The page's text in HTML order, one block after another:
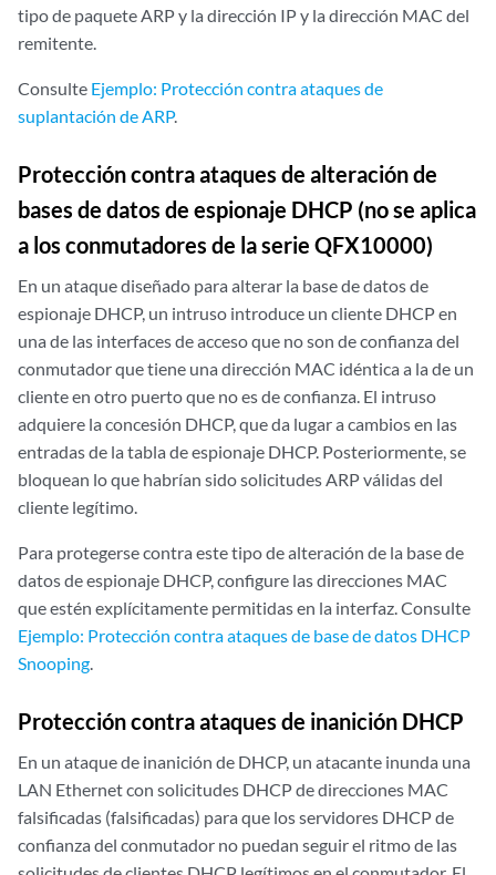
tipo de paquete ARP y la dirección IP y la dirección MAC del
remitente.
Consulte Ejemplo: Protección contra ataques de
suplantación de ARP.
Protección contra ataques de alteración de
bases de datos de espionaje DHCP (no se aplica
a los conmutadores de la serie QFX10000)
En un ataque diseñado para alterar la base de datos de
espionaje DHCP, un intruso introduce un cliente DHCP en
una de las interfaces de acceso que no son de confianza del
conmutador que tiene una dirección MAC idéntica a la de un
cliente en otro puerto que no es de confianza. El intruso
adquiere la concesión DHCP, que da lugar a cambios en las
entradas de la tabla de espionaje DHCP. Posteriormente, se
bloquean lo que habrían sido solicitudes ARP válidas del
cliente legítimo.
Para protegerse contra este tipo de alteración de la base de
datos de espionaje DHCP, configure las direcciones MAC
que estén explícitamente permitidas en la interfaz. Consulte
Ejemplo: Protección contra ataques de base de datos DHCP
Snooping.
Protección contra ataques de inanición DHCP
En un ataque de inanición de DHCP, un atacante inunda una
LAN Ethernet con solicitudes DHCP de direcciones MAC
falsificadas (falsificadas) para que los servidores DHCP de
confianza del conmutador no puedan seguir el ritmo de las